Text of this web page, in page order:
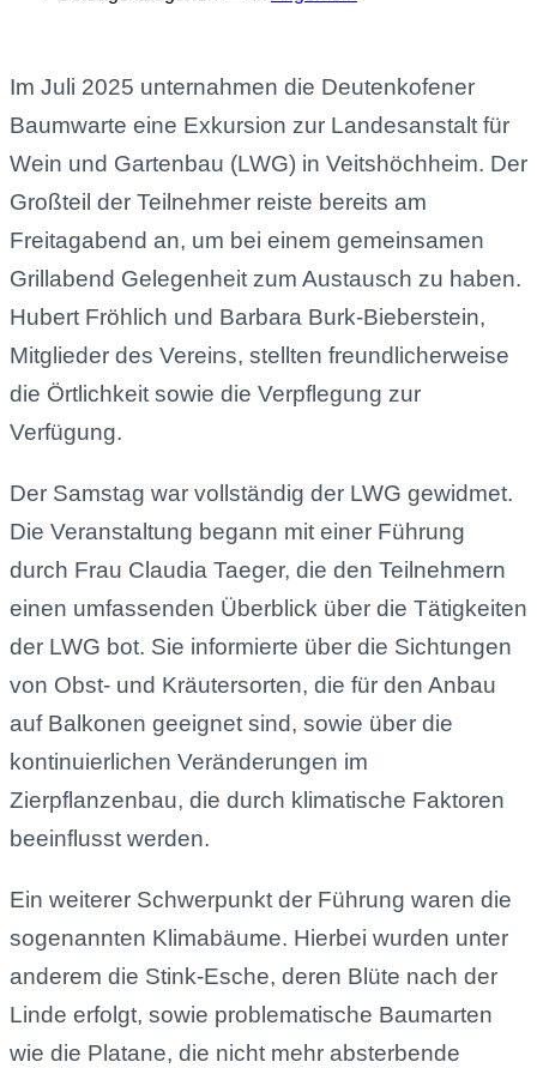
Im Juli 2025 unternahmen die Deutenkofener
Baumwarte eine Exkursion zur Landesanstalt für
Wein und Gartenbau (LWG) in Veitshöchheim. Der
Großteil der Teilnehmer reiste bereits am
Freitagabend an, um bei einem gemeinsamen
Grillabend Gelegenheit zum Austausch zu haben.
Hubert Fröhlich und Barbara Burk-Bieberstein,
Mitglieder des Vereins, stellten freundlicherweise
die Örtlichkeit sowie die Verpflegung zur
Verfügung.
Der Samstag war vollständig der LWG gewidmet.
Die Veranstaltung begann mit einer Führung
durch Frau Claudia Taeger, die den Teilnehmern
einen umfassenden Überblick über die Tätigkeiten
der LWG bot. Sie informierte über die Sichtungen
von Obst- und Kräutersorten, die für den Anbau
auf Balkonen geeignet sind, sowie über die
kontinuierlichen Veränderungen im
Zierpflanzenbau, die durch klimatische Faktoren
beeinflusst werden.
Ein weiterer Schwerpunkt der Führung waren die
sogenannten Klimabäume. Hierbei wurden unter
anderem die Stink-Esche, deren Blüte nach der
Linde erfolgt, sowie problematische Baumarten
wie die Platane, die nicht mehr absterbende